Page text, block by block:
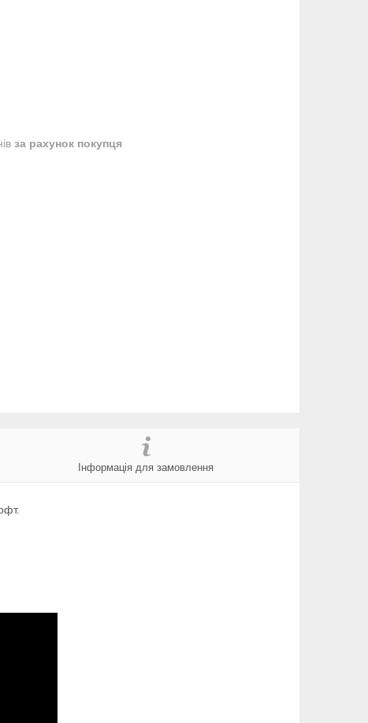
за рахунок покупця
Інформація для замовлення